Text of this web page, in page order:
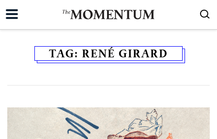
TAG: RENÉ GIRARD